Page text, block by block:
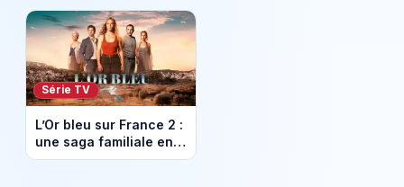
Série TV
L’Or bleu sur France 2 :
une saga familiale en
Provence sur fond de